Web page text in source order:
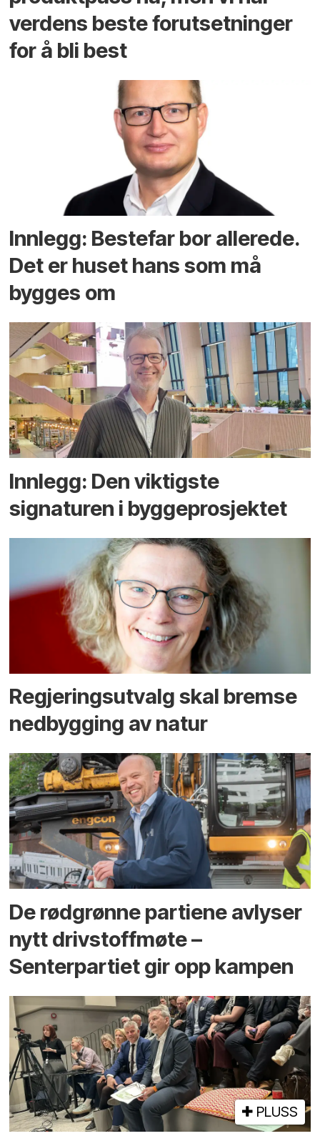
verdens beste forutsetninger
for å bli best
Innlegg: Bestefar bor allerede.
Det er huset hans som må
bygges om
Innlegg: Den viktigste
signaturen i bygge­­prosjektet
Regjerings­utvalg skal bremse
ned­bygging av natur
De rødgrønne partiene avlyser
nytt drivstoffmøte –
Senterpartiet gir opp kampen
PLUSS